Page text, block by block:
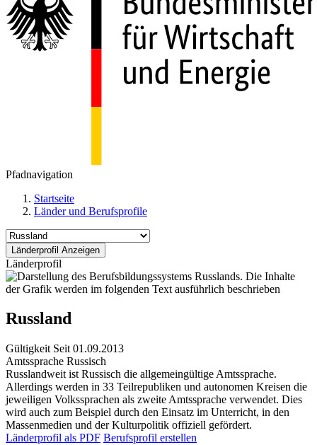
Pfadnavigation
Startseite
Länder und Berufsprofile
Länderprofil
Russland
Gültigkeit Seit 01.09.2013
Amtssprache Russisch
Russlandweit ist Russisch die allgemeingültige Amtssprache.
Allerdings werden in 33 Teilrepubliken und autonomen Kreisen die
jeweiligen Volkssprachen als zweite Amtssprache verwendet. Dies
wird auch zum Beispiel durch den Einsatz im Unterricht, in den
Massenmedien und der Kulturpolitik offiziell gefördert.
Länderprofil als PDF Berufsprofil erstellen